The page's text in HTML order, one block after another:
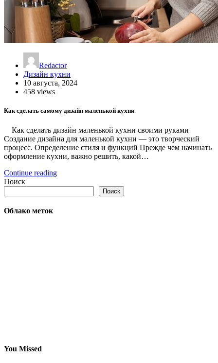
Redactor
Дизайн кухни
10 августа, 2024
458 views
Как сделать самому дизайн маленькой кухни
Как сделать дизайн маленькой кухни своими руками
Создание дизайна для маленькой кухни — это творческий
процесс. Определение стиля и функций Прежде чем начинать
оформление кухни, важно решить, какой…
Continue reading
Поиск
Поиск
Облако меток
You Missed